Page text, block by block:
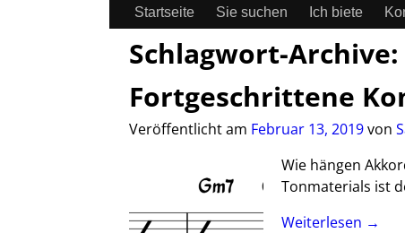
Startseite Sie suchen Ich biete
Schlagwort-Archive:
Fortgeschrittene
Veröffentlicht am Februar 13, 2019von
Wie hängen
Tonmaterials ist
Weiterlesen →